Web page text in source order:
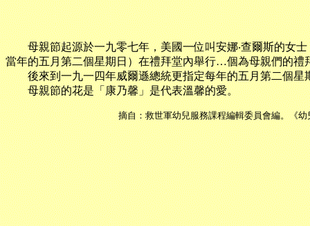
母親節起源於一九零七年，美國一位叫安娜‧查爾斯的女士
當年的五月第二個星期日）在禮拜堂內舉行…個為母親們的禮
後來到一九一四年威爾遜總統更指定每年的五月第二個星
母親節的花是「康乃馨」是代表溫馨的愛。
摘自：救世軍幼兒服務課程編輯委員會編。《